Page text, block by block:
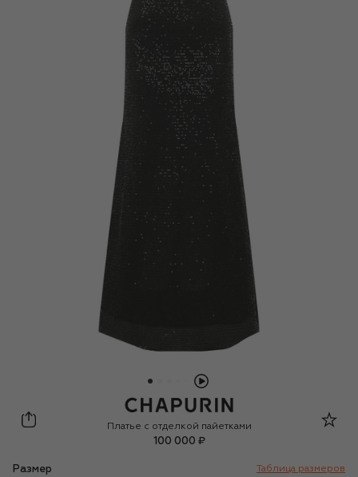
Chapurin
Платье с отделкой пайетками
100 000 ₽
Размер Таблица размеров